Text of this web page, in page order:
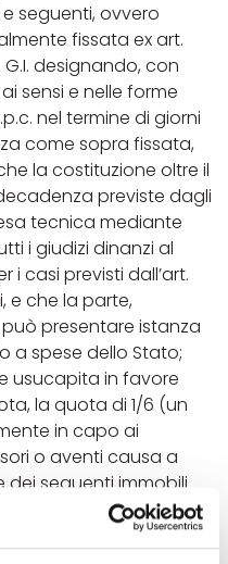
e seguenti, ovvero
fissata ex art.
designando, con
sensi e nelle forme
nel termine di giorni
come sopra fissata,
la costituzione oltre il
previste dagli
tecnica mediante
i giudizi dinanzi al
i casi previsti dall’art.
e che la parte,
presentare istanza
a spese dello Stato;
usucapita in favore
la quota di 1/6 (un
in capo ai
o aventi causa a
seguenti immobili
(TV) in Via
identificati